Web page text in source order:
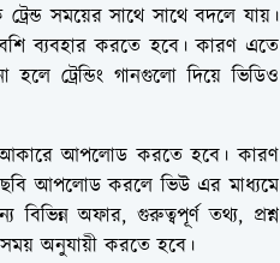
সময়ের সাথে সাথে বদলে যায়।
ব্যবহার করতে হবে। কারণ এতে
ট্রেন্ডিং গানগুলো দিয়ে ভিডিও
আকারে আপলোড করতে হবে। কারণ
আপলোড করলে ভিউ এর মাধ্যমে
অফার, গুরুত্বপূর্ণ তথ্য, প্রশ্ন
অনুযায়ী করতে হবে।